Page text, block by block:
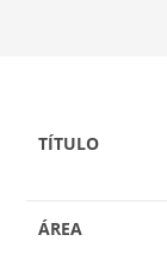
TÍTULO
ÁREA